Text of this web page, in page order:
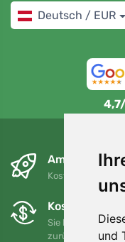
und
Deutsch / EUR
Am nächsten
Kostenloser
Kostenloser
Sie können Ihre
zurückgeben